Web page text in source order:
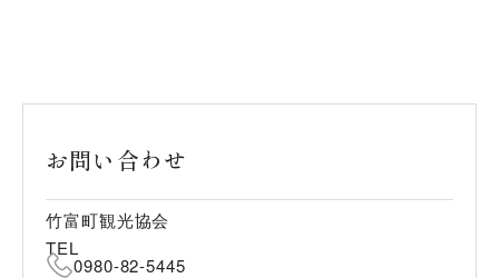
お問い合わせ
竹富町観光協会
TEL
0980-82-5445